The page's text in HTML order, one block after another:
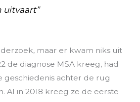
uitvaart”
maar er kwam niks uit
de diagnose MSA kreeg, had
geschiedenis achter de rug
Al in 2018 kreeg ze de eerste